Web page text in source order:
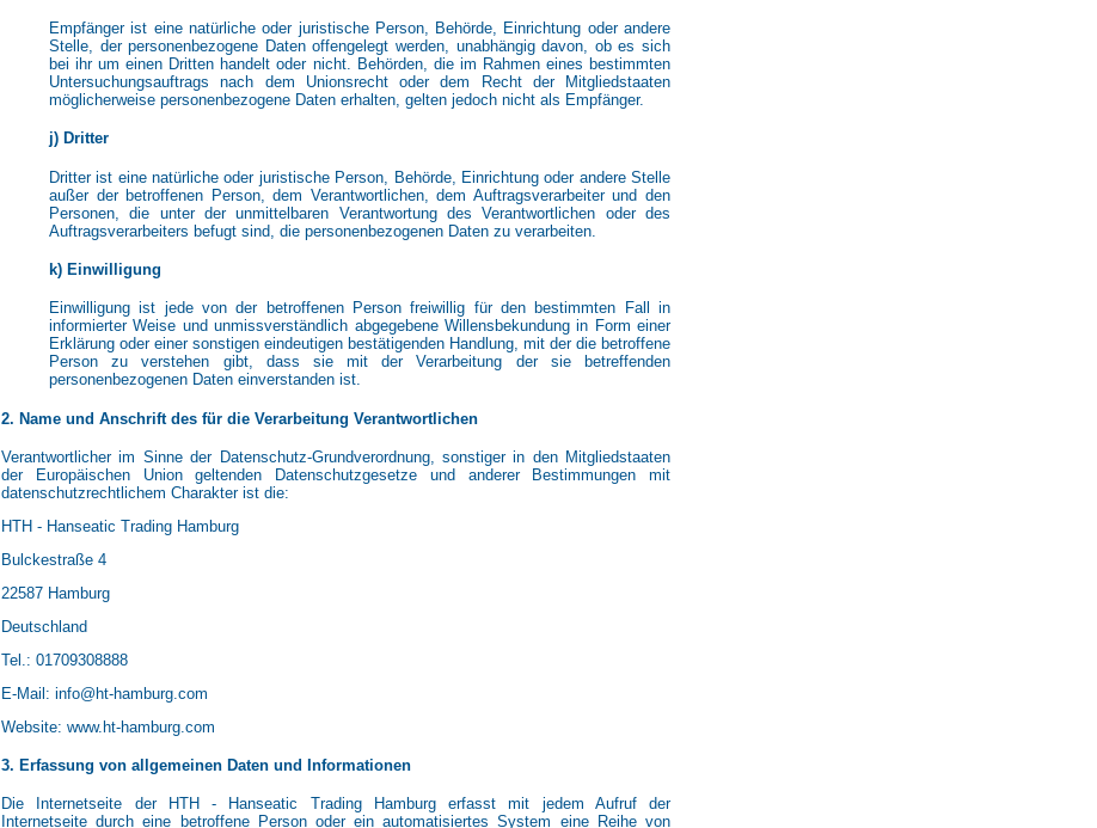
Empfänger ist eine natürliche oder juristische Person, Behörde, Einrichtung oder andere
Stelle, der personenbezogene Daten offengelegt werden, unabhängig davon, ob es sich
bei ihr um einen Dritten handelt oder nicht. Behörden, die im Rahmen eines bestimmten
Untersuchungsauftrags nach dem Unionsrecht oder dem Recht der Mitgliedstaaten
möglicherweise personenbezogene Daten erhalten, gelten jedoch nicht als Empfänger.
j) Dritter
Dritter ist eine natürliche oder juristische Person, Behörde, Einrichtung oder andere Stelle
außer der betroffenen Person, dem Verantwortlichen, dem Auftragsverarbeiter und den
Personen, die unter der unmittelbaren Verantwortung des Verantwortlichen oder des
Auftragsverarbeiters befugt sind, die personenbezogenen Daten zu verarbeiten.
k) Einwilligung
Einwilligung ist jede von der betroffenen Person freiwillig für den bestimmten Fall in
informierter Weise und unmissverständlich abgegebene Willensbekundung in Form einer
Erklärung oder einer sonstigen eindeutigen bestätigenden Handlung, mit der die betroffene
Person zu verstehen gibt, dass sie mit der Verarbeitung der sie betreffenden
personenbezogenen Daten einverstanden ist.
2. Name und Anschrift des für die Verarbeitung Verantwortlichen
Verantwortlicher im Sinne der Datenschutz-Grundverordnung, sonstiger in den Mitgliedstaaten
der Europäischen Union geltenden Datenschutzgesetze und anderer Bestimmungen mit
datenschutzrechtlichem Charakter ist die:
HTH - Hanseatic Trading Hamburg
Bulckestraße 4
22587 Hamburg
Deutschland
Tel.: 01709308888
E-Mail: info@ht-hamburg.com
Website: www.ht-hamburg.com
3. Erfassung von allgemeinen Daten und Informationen
Die Internetseite der HTH - Hanseatic Trading Hamburg erfasst mit jedem Aufruf der
Internetseite durch eine betroffene Person oder ein automatisiertes System eine Reihe von